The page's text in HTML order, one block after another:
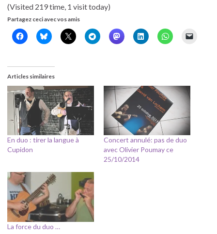
(Visited 219 time, 1 visit today)
Partagez ceci avec vos amis
Articles similaires
En duo : tirer la langue à
Cupidon
Concert annulé: pas de duo
avec Olivier Poumay ce
25/10/2014
La force du duo …